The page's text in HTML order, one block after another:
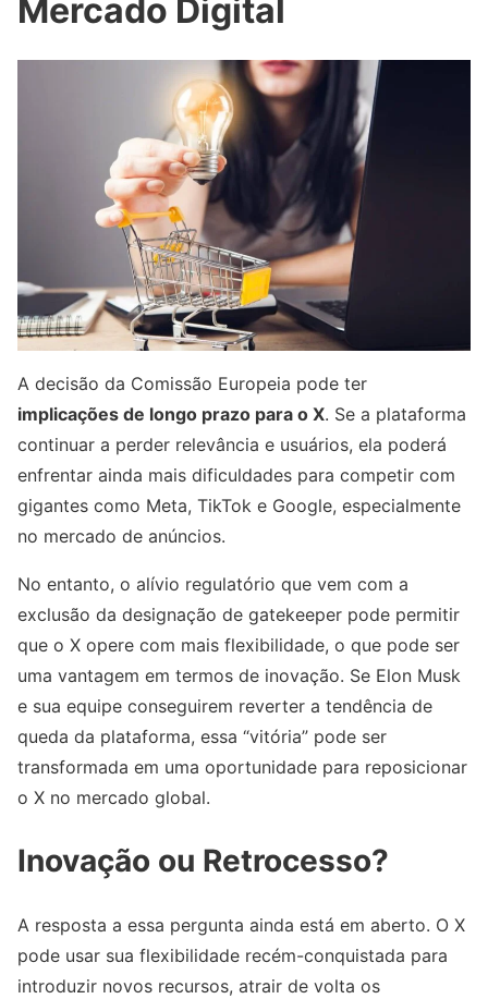
Mercado Digital
A decisão da Comissão Europeia pode ter
implicações de longo prazo para o X. Se a plataforma
continuar a perder relevância e usuários, ela poderá
enfrentar ainda mais dificuldades para competir com
gigantes como Meta, TikTok e Google, especialmente
no mercado de anúncios.
No entanto, o alívio regulatório que vem com a
exclusão da designação de gatekeeper pode permitir
que o X opere com mais flexibilidade, o que pode ser
uma vantagem em termos de inovação. Se Elon Musk
e sua equipe conseguirem reverter a tendência de
queda da plataforma, essa “vitória” pode ser
transformada em uma oportunidade para reposicionar
o X no mercado global.
Inovação ou Retrocesso?
A resposta a essa pergunta ainda está em aberto. O X
pode usar sua flexibilidade recém-conquistada para
introduzir novos recursos, atrair de volta os